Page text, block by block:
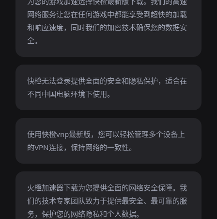
网络服务让您在任何游戏中都能享受到超快的加载
和响应速度，同时我们的加密技术确保您的数据安
全。
快橙无法登录提供全面的安全和隐私保护，适合在
不同中国电脑环境下使用。
使用快橙vnp最新版，您可以轻松管理多个设备上
的VPN连接，保持网络的一致性。
火橙加速器下载为您提供全面的网络安全保障。我
们的技术专家团队致力于提供最安全、最可靠的服
务，保护您的网络隐私和个人数据。